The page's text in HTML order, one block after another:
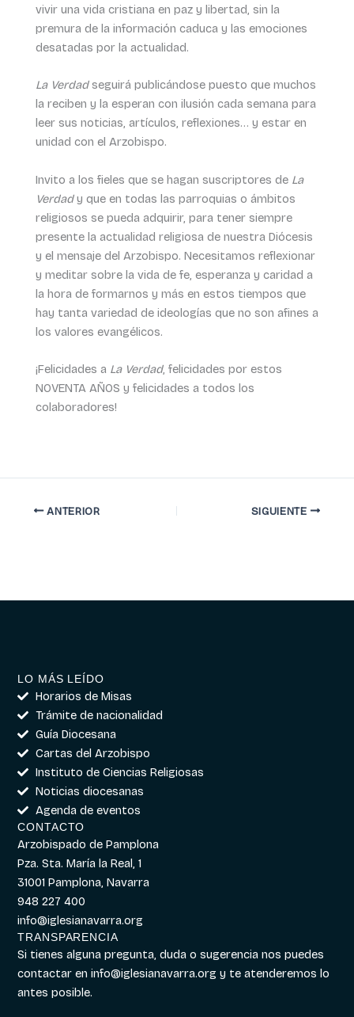
vivir una vida cristiana en paz y libertad, sin la
premura de la información caduca y las emociones
desatadas por la actualidad.
La Verdadseguirá publicándose puesto que muchos
la reciben y la esperan con ilusión cada semana para
leer sus noticias, artículos, reflexiones… y estar en
unidad con el Arzobispo.
Invito a los fieles que se hagan suscriptores de La
Verdady que en todas las parroquias o ámbitos
religiosos se pueda adquirir, para tener siempre
presente la actualidad religiosa de nuestra Diócesis
y el mensaje del Arzobispo. Necesitamos reflexionar
y meditar sobre la vida de fe, esperanza y caridad a
la hora de formarnos y más en estos tiempos que
hay tanta variedad de ideologías que no son afines a
los valores evangélicos.
¡Felicidades a La Verdad, felicidades por estos
NOVENTA AÑOS y felicidades a todos los
colaboradores!
ANTERIOR SIGUIENTE
LO MÁS LEÍDO
Horarios de Misas
Trámite de nacionalidad
Guía Diocesana
Cartas del Arzobispo
Instituto de Ciencias Religiosas
Noticias diocesanas
Agenda de eventos
CONTACTO
Arzobispado de Pamplona
Pza. Sta. María la Real, 1
31001 Pamplona, Navarra
948 227 400
info@iglesianavarra.org
TRANSPARENCIA
Si tienes alguna pregunta, duda o sugerencia nos puedes
contactar eninfo@iglesianavarra.org y te atenderemos lo
antes posible.